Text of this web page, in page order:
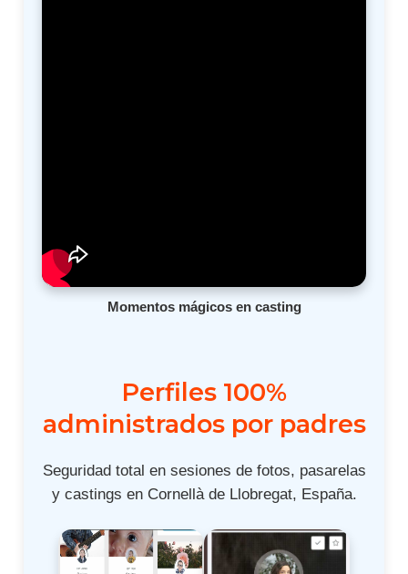
Momentos mágicos en casting
Perfiles 100%
administrados por padres
Seguridad total en sesiones de fotos, pasarelas
y castings en Cornellà de Llobregat, España.